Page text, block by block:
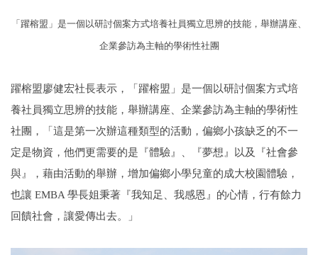
「躍榕盟」是一個以研討個案方式培養社員獨立思辨的技能，舉辦講座、
企業參訪為主軸的學術性社團
躍榕盟廖健宏社長表示，「躍榕盟」是一個以研討個案方式培
養社員獨立思辨的技能，舉辦講座、企業參訪為主軸的學術性
社團，「這是第一次辦這種類型的活動，偏鄉小孩缺乏的不一
定是物資，他們更需要的是『體驗』、『夢想』以及『社會參
與』，藉由活動的舉辦，增加偏鄉小學兒童的成大校園體驗，
也讓 EMBA 學長姐秉著『我知足、我感恩』的心情，行有餘力
回饋社會，讓愛傳出去。」